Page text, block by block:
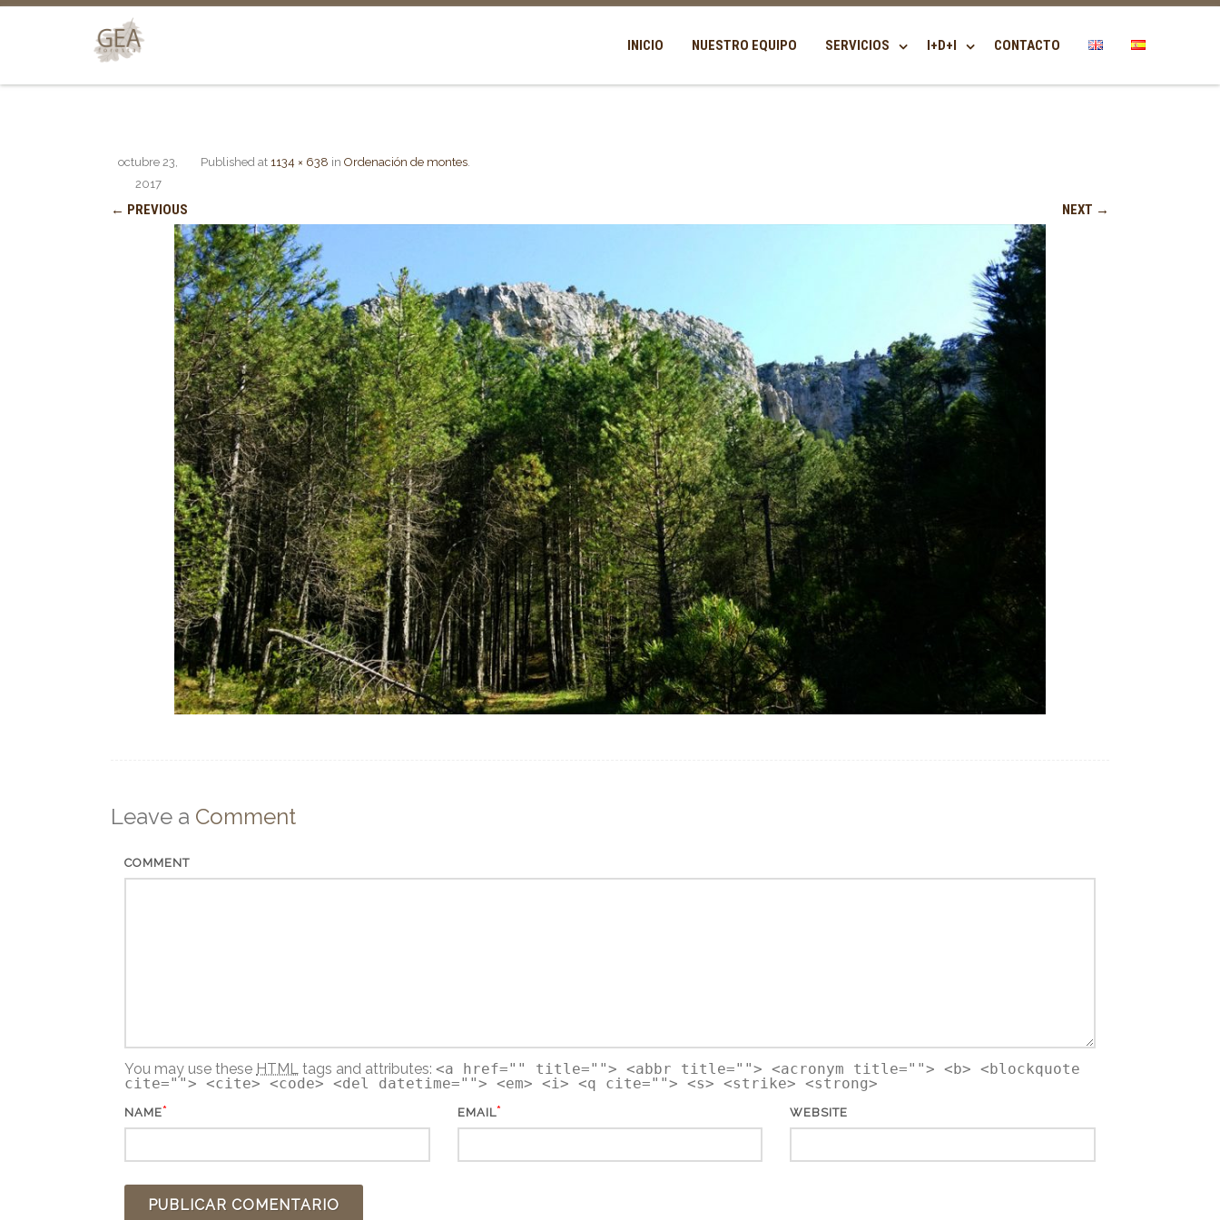
INICIO NUESTRO EQUIPO SERVICIOS I+D+I CONTACTO
Published
octubre 23,
2017
at 1134 × 638 in Ordenación de montes.
← PREVIOUS NEXT →
Leave a Comment
COMMENT
You may use these HTML tags and attributes: <a href="" title=""> <abbr title=""> <acronym title=""> <b> <blockquote
cite=""> <cite> <code> <del datetime=""> <em> <i> <q cite=""> <s> <strike> <strong>
NAME* EMAIL* WEBSITE